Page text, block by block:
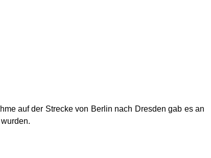
auf der Strecke von Berlin nach Dresden gab es an